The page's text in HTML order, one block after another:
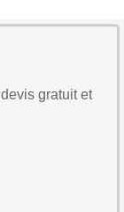
gratuit et